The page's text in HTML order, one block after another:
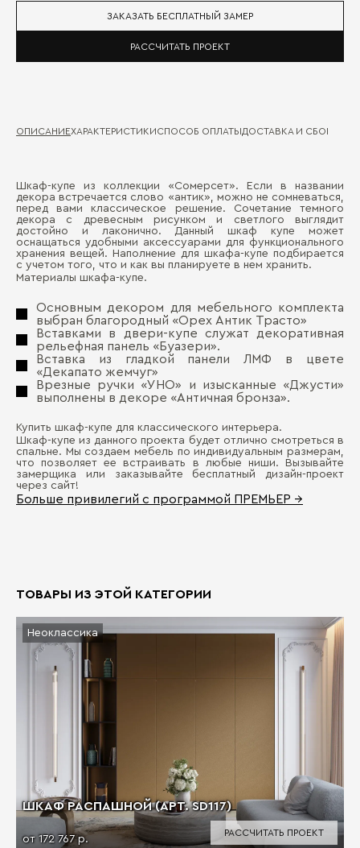
ЗАКАЗАТЬ БЕСПЛАТНЫЙ ЗАМЕР
РАССЧИТАТЬ ПРОЕКТ
ОПИСАНИЕХАРАКТЕРИСТИКИСПОСОБ ОПЛАТЫДОСТАВКА И СБОРКА
Шкаф-купе из коллекции «Сомерсет». Если в названии
декора встречается слово «антик», можно не сомневаться,
перед вами классическое решение. Сочетание темного
декора с древесным рисунком и светлого выглядит
достойно и лаконично. Данный шкаф купе может
оснащаться удобными аксессуарами для функционального
хранения вещей. Наполнение для шкафа-купе подбирается
с учетом того, что и как вы планируете в нем хранить.
Материалы шкафа-купе.
Основным декором для мебельного комплекта
выбран благородный «Орех Антик Трасто»
Вставками в двери-купе служат декоративная
рельефная панель «Буазери».
Вставка из гладкой панели ЛМФ в цвете
«Декапато жемчуг»
Врезные ручки «УНО» и изысканные «Джусти»
выполнены в декоре «Античная бронза».
Купить шкаф-купе для классического интерьера.
Шкаф-купе из данного проекта будет отлично смотреться в
спальне. Мы создаем мебель по индивидуальным размерам,
что позволяет ее встраивать в любые ниши. Вызывайте
замерщика или заказывайте бесплатный дизайн-проект
через сайт!
Больше привилегий с программой ПРЕМЬЕР →
ТОВАРЫ ИЗ ЭТОЙ КАТЕГОРИИ
ШКАФ РАСПАШНОЙ (АРТ. SD117)
от 172 767 р.
Неоклассика
РАССЧИТАТЬ ПРОЕКТ